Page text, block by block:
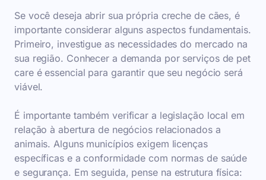
Se você deseja abrir sua própria creche de cães, é
importante considerar alguns aspectos fundamentais.
Primeiro, investigue as necessidades do mercado na
sua região. Conhecer a demanda por serviços de pet
care é essencial para garantir que seu negócio será
viável.
É importante também verificar a legislação local em
relação à abertura de negócios relacionados a
animais. Alguns municípios exigem licenças
específicas e a conformidade com normas de saúde
e segurança. Em seguida, pense na estrutura física: